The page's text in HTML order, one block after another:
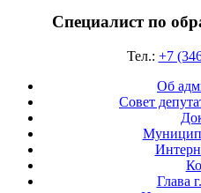
Специалист по
Тел.: +7
Об
Совет
Глава